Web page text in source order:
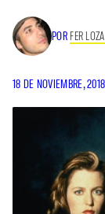
POR FER
18 DE NOVIEMBRE, 2018